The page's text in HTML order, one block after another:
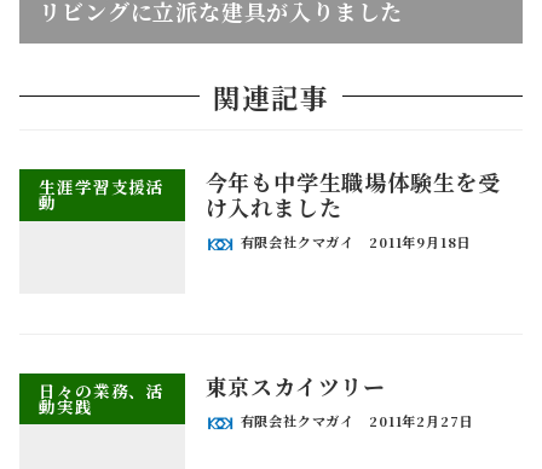
リビングに立派な建具が入りました
関連記事
生涯学習支援活
動
今年も中学生職場体験生を受
け入れました
有限会社クマガイ 2011年9月18日
日々の業務、活
動実践
東京スカイツリー
有限会社クマガイ 2011年2月27日